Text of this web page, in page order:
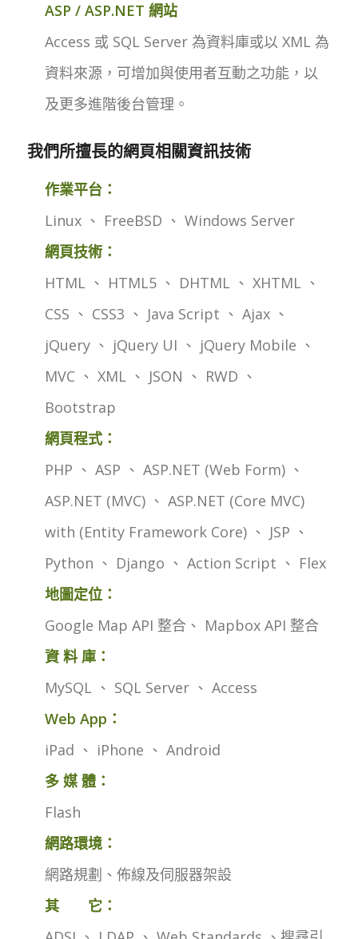
ASP / ASP.NET 網站
Access 或 SQL Server 為資料庫或以 XML 為
資料來源，可增加與使用者互動之功能，以
及更多進階後台管理。
我們所擅長的網頁相關資訊技術
作業平台：
Linux 、 FreeBSD 、 Windows Server
網頁技術：
HTML 、 HTML5 、 DHTML 、 XHTML 、
CSS 、 CSS3 、 Java Script 、 Ajax 、
jQuery 、 jQuery UI 、 jQuery Mobile 、
MVC 、 XML 、 JSON 、 RWD 、
Bootstrap
網頁程式：
PHP 、 ASP 、 ASP.NET (Web Form) 、
ASP.NET (MVC) 、 ASP.NET (Core MVC)
with (Entity Framework Core) 、 JSP 、
Python 、 Django 、 Action Script 、 Flex
地圖定位：
Google Map API 整合、 Mapbox API 整合
資 料 庫：
MySQL 、 SQL Server 、 Access
Web App：
iPad 、 iPhone 、 Android
多 媒 體：
Flash
網路環境：
網路規劃、佈線及伺服器架設
其 它：